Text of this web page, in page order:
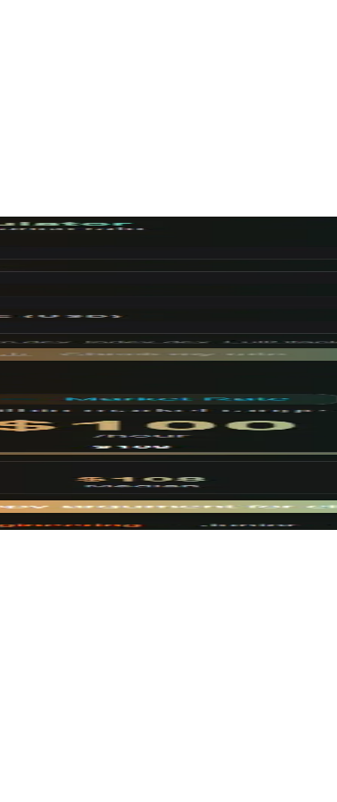
Vite
React 18, TypeScript, Vite и Manifest
как фрилансер
разработчикам рассчитать рыночную ставку на